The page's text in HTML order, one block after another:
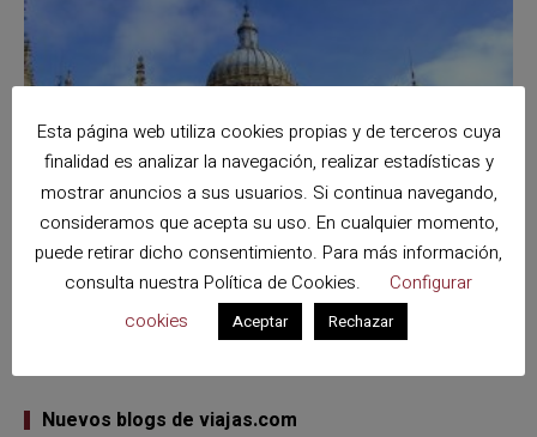
Nuevos blogs de viajas.com
Esta página web utiliza cookies propias y de terceros cuya
finalidad es analizar la navegación, realizar estadísticas y
mostrar anuncios a sus usuarios. Si continua navegando,
consideramos que acepta su uso. En cualquier momento,
puede retirar dicho consentimiento. Para más información,
consulta nuestra Política de Cookies.
Configurar
cookies
Aceptar Rechazar